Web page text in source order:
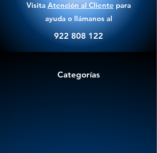
Visita Atención al Cliente para
ayuda o llámanos al
922 808 122
Categorías